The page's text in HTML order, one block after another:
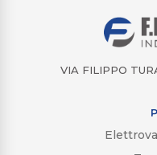
VIA FILIPPO